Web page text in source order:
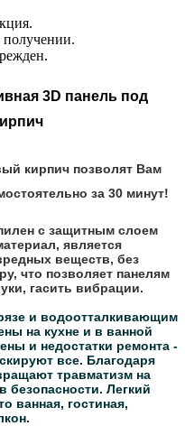
получении.
3D панель под
кирпич позволят Вам
за 30 минут!
с защитным слоем
является
веществ, без
что позволяет панелям
гасить вибрации.
и водоотталкивающим
на кухне и в ванной
и недостатки ремонта -
все. Благодаря
травматизм на
безопасности. Легкий
ванная, гостиная,